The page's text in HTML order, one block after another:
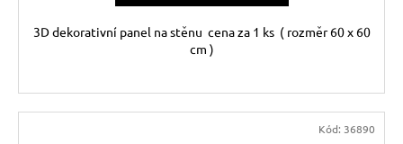
3D dekorativní panel na stěnu cena za 1 ks ( rozměr 60 x 60
cm )
Kód: 36890